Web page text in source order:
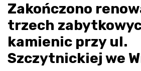
Zakończono
trzech
kamienic przy ul.
Szczytnickiej we